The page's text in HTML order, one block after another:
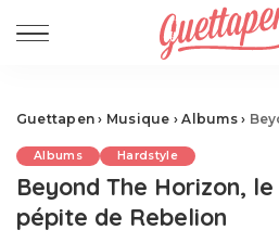
Guettapen › Musique ›Albums›
Albums Hardstyle
Beyond The Horizon,
pépite de Rebelion